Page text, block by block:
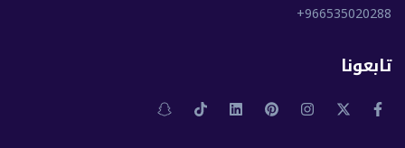
+966535020288
تابعونا